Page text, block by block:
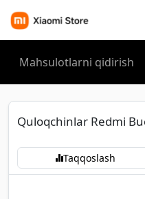
Quloqchinlar Redmi
Taqqoslash